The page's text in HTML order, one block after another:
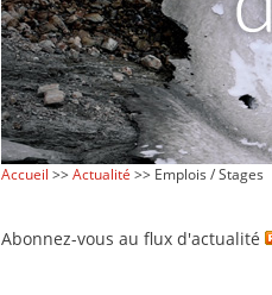
Accueil >>Actualité >> Emplois / Stages
Abonnez-vous au flux d'actualité